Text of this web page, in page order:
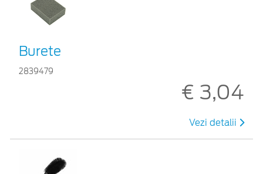
Burete
2839479
€ 3,04
Vezi detalii